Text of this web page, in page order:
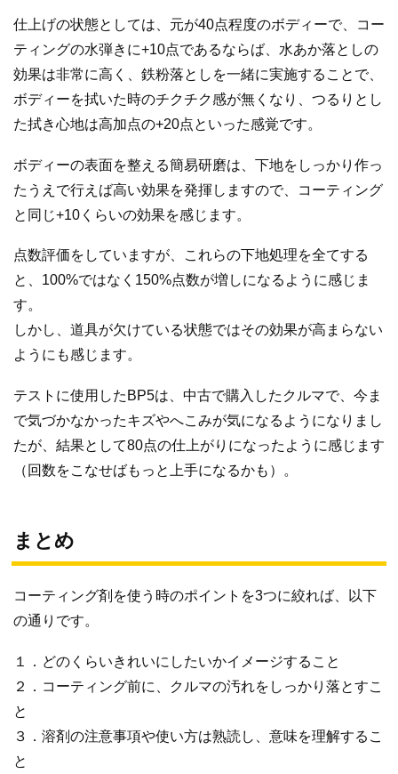
仕上げの状態としては、元が40点程度のボディーで、コー
ティングの水弾きに+10点であるならば、水あか落としの
効果は非常に高く、鉄粉落としを一緒に実施することで、
ボディーを拭いた時のチクチク感が無くなり、つるりとし
た拭き心地は高加点の+20点といった感覚です。
ボディーの表面を整える簡易研磨は、下地をしっかり作っ
たうえで行えば高い効果を発揮しますので、コーティング
と同じ+10くらいの効果を感じます。
点数評価をしていますが、これらの下地処理を全てする
と、100%ではなく150%点数が増しになるように感じま
す。
しかし、道具が欠けている状態ではその効果が高まらない
ようにも感じます。
テストに使用したBP5は、中古で購入したクルマで、今ま
で気づかなかったキズやへこみが気になるようになりまし
たが、結果として80点の仕上がりになったように感じます
（回数をこなせばもっと上手になるかも）。
まとめ
コーティング剤を使う時のポイントを3つに絞れば、以下
の通りです。
１．どのくらいきれいにしたいかイメージすること
２．コーティング前に、クルマの汚れをしっかり落とすこ
と
３．溶剤の注意事項や使い方は熟読し、意味を理解するこ
と